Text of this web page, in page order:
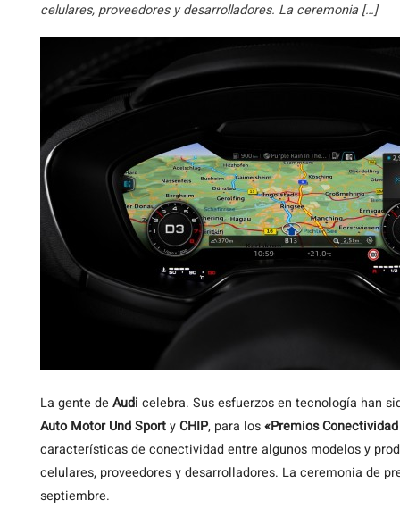
celulares, proveedores y desarrolladores. La ceremonia […]
La gente de Audi celebra. Sus esfuerzos en tecnología han
Auto Motor Und SportyCHIP, para los«Premios
características de conectividad entre algunos modelos y
celulares, proveedores y desarrolladores. La ceremonia de
septiembre.